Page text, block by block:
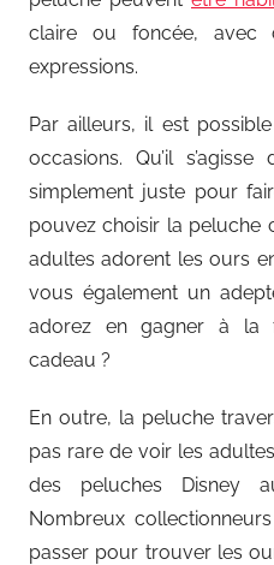
claire ou foncée, avec
expressions.
Par ailleurs, il est
occasions. Qu’il
simplement juste pour
pouvez choisir la peluche
adultes adorent les ours
vous également un
adorez en gagner à la
cadeau ?
En outre, la peluche
pas rare de voir les
des peluches Disney
Nombreux
passer pour trouver les